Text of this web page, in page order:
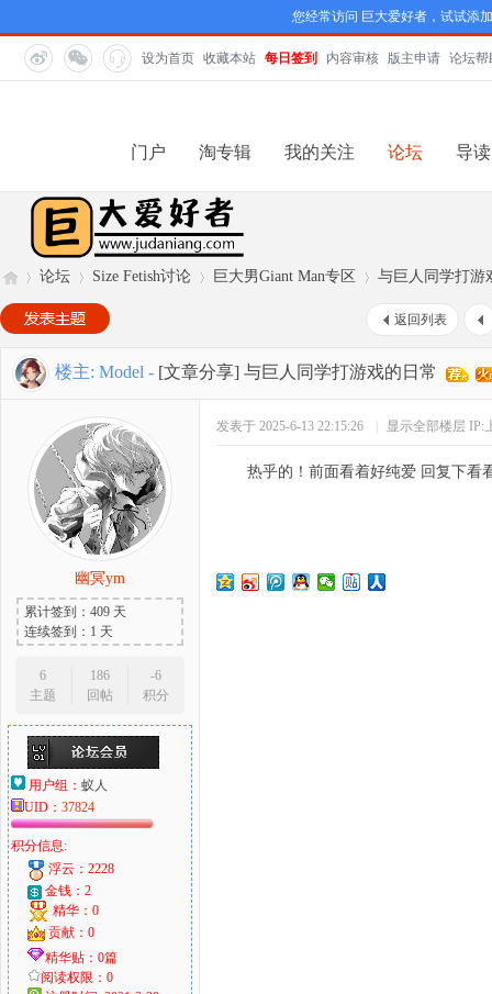
您经常访问 巨大爱好者，试试添
设为首页 收藏本站 每日签到 内容审核 版主申请 论坛帮
门户 淘专辑 我的关注 论坛 导读
巨
爱
»
论坛
›
Size Fetish讨论
›
巨大男Giant Man专区
›
与巨人同学打游
返回列表
楼主: Model - [文章分享] 与巨人同学打游戏的日常
幽冥ym
累计签到：409 天
连续签到：1 天
6
主题
186
回帖
-6
积分
用户组： 蚁人
UID： 37824
积分信息:
浮云：2228
金钱：2
精华：0
贡献：0
精华贴：0篇
阅读权限：0
发表于 2025-6-13 22:15:26 显示全部楼层 IP:
热乎的！前面看着好纯爱 回复下看